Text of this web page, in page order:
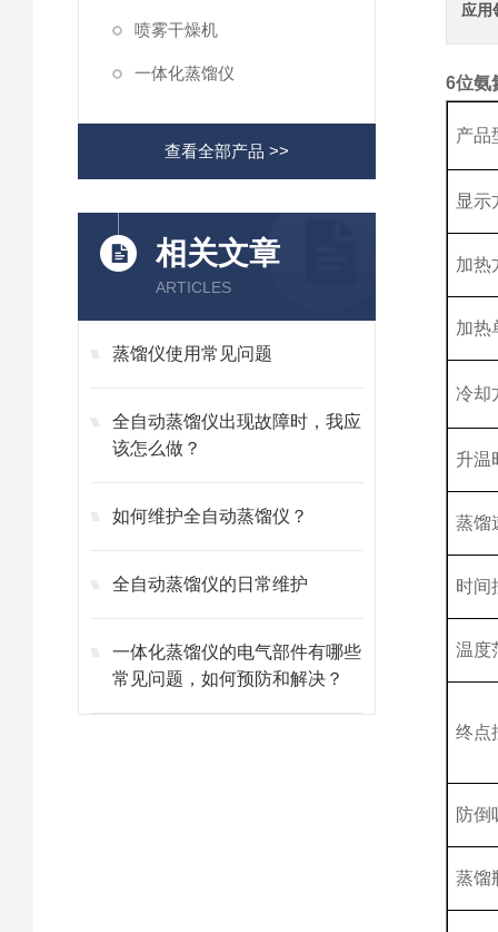
喷雾干燥机
一体化蒸馏仪
查看全部产品 >>
相关文章
ARTICLES
蒸馏仪使用常见问题
全自动蒸馏仪出现故障时，我应
该怎么做？
如何维护全自动蒸馏仪？
全自动蒸馏仪的日常维护
一体化蒸馏仪的电气部件有哪些
常见问题，如何预防和解决？
应用
6位氨
产品
显示
加热
加热
冷却
升温
蒸馏
时间
温度
终点
防倒
蒸馏